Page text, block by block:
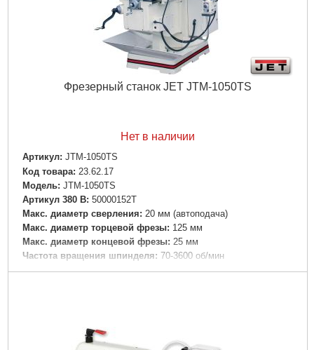
Фрезерный станок JET JTM-1050TS
Нет в наличии
Артикул: JTM-1050TS
Код товара: 23.62.17
Модель: JTM-1050TS
Артикул 380 В: 50000152T
Макс. диаметр сверления: 20 мм (автоподача)
Макс. диаметр торцевой фрезы: 125 мм
Макс. диаметр концевой фрезы: 25 мм
Частота вращения шпинделя: 70-3600 об/мин
Конус шпинделя: ISO 40 (DIN 2080)
Автоматическая подача пиноли:
Диапазон поворота головки:
90° влево / вправо